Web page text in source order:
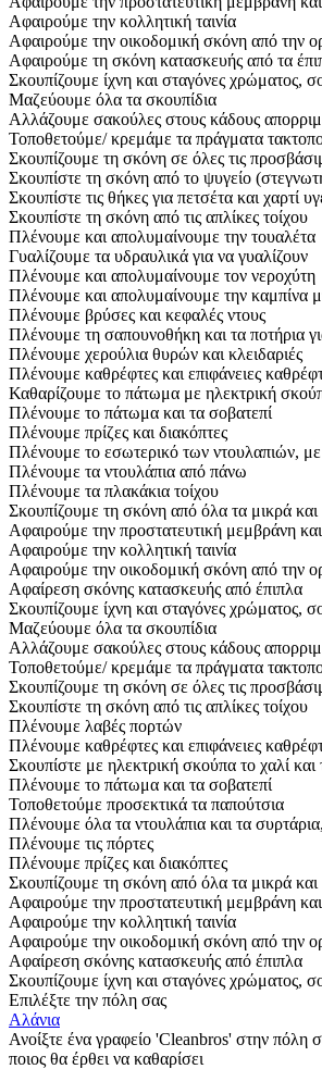
Αφαιρούμε την κολλητική ταινία
Αφαιρούμε την οικοδομική σκόνη από την
Αφαιρούμε τη σκόνη κατασκευής από τα
Σκουπίζουμε ίχνη και σταγόνες χρώματος,
Μαζεύουμε όλα τα σκουπίδια
Αλλάζουμε σακούλες στους κάδους
Τοποθετούμε/ κρεμάμε τα πράγματα
Σκουπίζουμε τη σκόνη σε όλες τις
Σκουπίστε τη σκόνη από το ψυγείο
Σκουπίστε τις θήκες για πετσέτα και χαρτί
Σκουπίστε τη σκόνη από τις απλίκες τοίχου
Πλένουμε και απολυμαίνουμε την τουαλέτα
Γυαλίζουμε τα υδραυλικά για να γυαλίζουν
Πλένουμε και απολυμαίνουμε τον νεροχύτη
Πλένουμε και απολυμαίνουμε την καμπίνα
Πλένουμε βρύσες και κεφαλές ντους
Πλένουμε τη σαπουνοθήκη και τα ποτήρια
Πλένουμε χερούλια θυρών και κλειδαριές
Πλένουμε καθρέφτες και επιφάνειες
Καθαρίζουμε το πάτωμα με ηλεκτρική
Πλένουμε το πάτωμα και τα σοβατεπί
Πλένουμε πρίζες και διακόπτες
Πλένουμε το εσωτερικό των ντουλαπιών, με
Πλένουμε τα ντουλάπια από πάνω
Πλένουμε τα πλακάκια τοίχου
Σκουπίζουμε τη σκόνη από όλα τα μικρά και
Αφαιρούμε την προστατευτική μεμβράνη
Αφαιρούμε την κολλητική ταινία
Αφαιρούμε την οικοδομική σκόνη από την
Αφαίρεση σκόνης κατασκευής από έπιπλα
Σκουπίζουμε ίχνη και σταγόνες χρώματος,
Μαζεύουμε όλα τα σκουπίδια
Αλλάζουμε σακούλες στους κάδους
Τοποθετούμε/ κρεμάμε τα πράγματα
Σκουπίζουμε τη σκόνη σε όλες τις
Σκουπίστε τη σκόνη από τις απλίκες τοίχου
Πλένουμε λαβές πορτών
Πλένουμε καθρέφτες και επιφάνειες
Σκουπίστε με ηλεκτρική σκούπα το χαλί
Πλένουμε το πάτωμα και τα σοβατεπί
Τοποθετούμε προσεκτικά τα παπούτσια
Πλένουμε όλα τα ντουλάπια και τα
Πλένουμε τις πόρτες
Πλένουμε πρίζες και διακόπτες
Σκουπίζουμε τη σκόνη από όλα τα μικρά και
Αφαιρούμε την προστατευτική μεμβράνη
Αφαιρούμε την κολλητική ταινία
Αφαιρούμε την οικοδομική σκόνη από την
Αφαίρεση σκόνης κατασκευής από έπιπλα
Σκουπίζουμε ίχνη και σταγόνες χρώματος,
Επιλέξτε την πόλη σας
Αλάνια
Ανοίξτε ένα γραφείο 'Cleanbros' στην πόλη
ποιος θα έρθει να καθαρίσει